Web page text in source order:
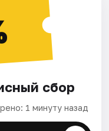
сбор
1 минуту назад